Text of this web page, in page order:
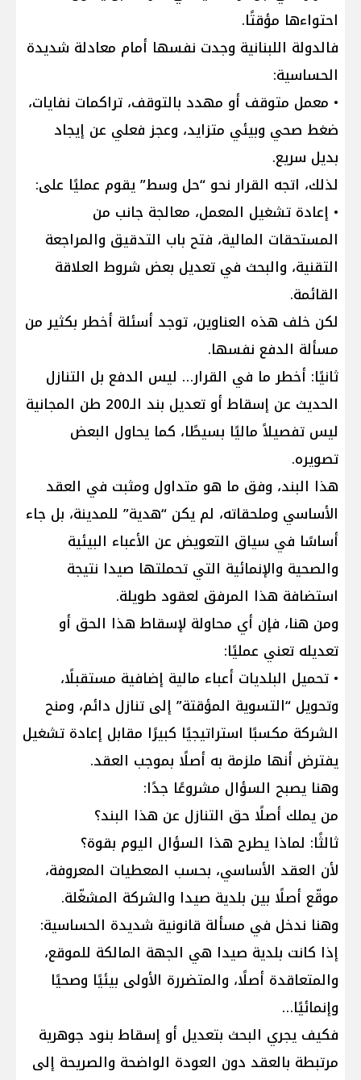
احتواءها مؤقتًا.
فالدولة اللبنانية وجدت نفسها أمام معادلة شديدة
الحساسية:
• معمل متوقف أو مهدد بالتوقف، تراكمات نفايات،
ضغط صحي وبيئي متزايد، وعجز فعلي عن إيجاد
بديل سريع.
لذلك، اتجه القرار نحو “حل وسط” يقوم عمليًا على:
• إعادة تشغيل المعمل، معالجة جانب من
المستحقات المالية، فتح باب التدقيق والمراجعة
التقنية، والبحث في تعديل بعض شروط العلاقة
القائمة.
لكن خلف هذه العناوين، توجد أسئلة أخطر بكثير من
مسألة الدفع نفسها.
ثانيًا: أخطر ما في القرار… ليس الدفع بل التنازل
الحديث عن إسقاط أو تعديل بند الـ200 طن المجانية
ليس تفصيلاً ماليًا بسيطًا، كما يحاول البعض
تصويره.
هذا البند، وفق ما هو متداول ومثبت في العقد
الأساسي وملحقاته، لم يكن “هدية” للمدينة، بل جاء
أساسًا في سياق التعويض عن الأعباء البيئية
والصحية والإنمائية التي تحملتها صيدا نتيجة
استضافة هذا المرفق لعقود طويلة.
ومن هنا، فإن أي محاولة لإسقاط هذا الحق أو
تعديله تعني عمليًا:
• تحميل البلديات أعباء مالية إضافية مستقبلًا،
وتحويل “التسوية المؤقتة” إلى تنازل دائم، ومنح
الشركة مكسبًا استراتيجيًا كبيرًا مقابل إعادة تشغيل
يفترض أنها ملزمة به أصلًا بموجب العقد.
وهنا يصبح السؤال مشروعًا جدًا:
من يملك أصلًا حق التنازل عن هذا البند؟
ثالثًا: لماذا يطرح هذا السؤال اليوم بقوة؟
لأن العقد الأساسي، بحسب المعطيات المعروفة،
موقّع أصلًا بين بلدية صيدا والشركة المشغّلة.
وهنا ندخل في مسألة قانونية شديدة الحساسية:
إذا كانت بلدية صيدا هي الجهة المالكة للموقع،
والمتعاقدة أصلًا، والمتضررة الأولى بيئيًا وصحيًا
وإنمائيًا…
فكيف يجري البحث بتعديل أو إسقاط بنود جوهرية
مرتبطة بالعقد دون العودة الواضحة والصريحة إلى